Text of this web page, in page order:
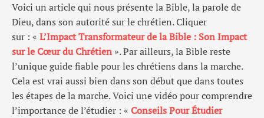
Voici un article qui nous présente la Bible, la parole de
Dieu, dans son autorité sur le chrétien. Cliquer
sur : « L’Impact Transformateur de la Bible : Son Impact
sur le Cœur du Chrétien ». Par ailleurs, la Bible reste
l’unique guide fiable pour les chrétiens dans la marche.
Cela est vrai aussi bien dans son début que dans toutes
les étapes de la marche. Voici une vidéo pour comprendre
l’importance de l’étudier : « Conseils Pour Étudier